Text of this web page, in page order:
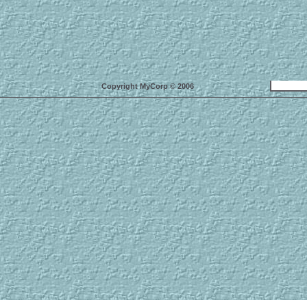
Copyright MyCorp © 2006